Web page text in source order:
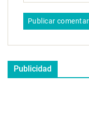
Publicidad